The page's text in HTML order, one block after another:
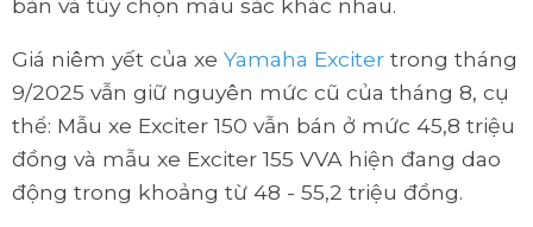
bản và tùy chọn màu sắc khác nhau.
Giá niêm yết của xe Yamaha Exciter trong tháng
9/2025 vẫn giữ nguyên mức cũ của tháng 8, cụ
thể: Mẫu xe Exciter 150 vẫn bán ở mức 45,8 triệu
đồng và mẫu xe Exciter 155 VVA hiện đang dao
động trong khoảng từ 48 - 55,2 triệu đồng.